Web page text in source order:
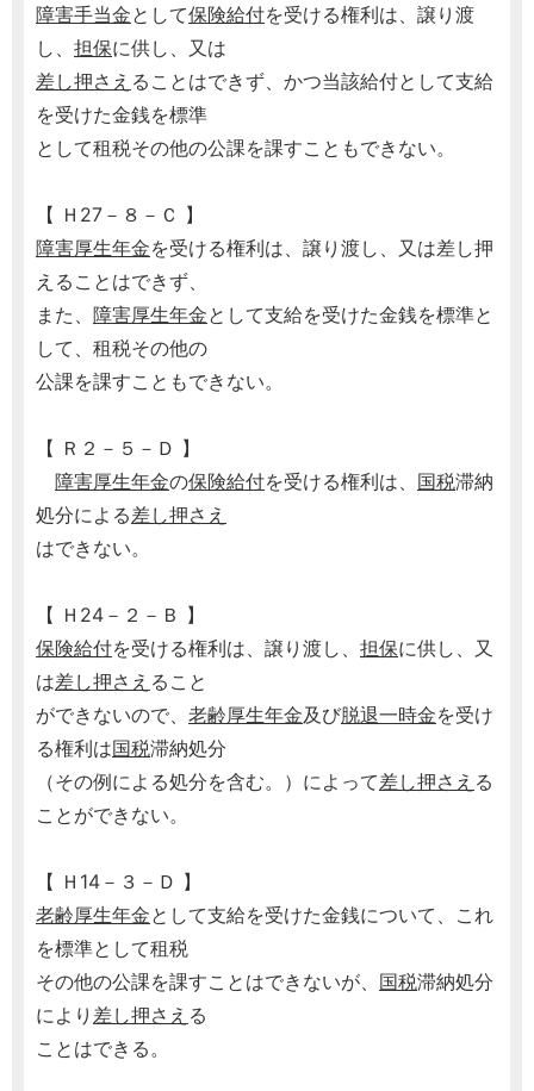
障害手当金として保険給付を受ける権利は、譲り渡
し、 担保に供し、又は
差し押さえ ることはできず、かつ当該給付として支給
を受けた金銭を標準
として租税その他の公課を課すこともできない。
【 Ｈ27－８－Ｃ 】
障害厚生年金を受ける権利は、譲り渡し、又は差し押
えることはできず、
また、 障害厚生年金として支給を受けた金銭を標準と
して、租税その他の
公課を課すこともできない。
【 Ｒ２－５－Ｄ 】
障害厚生年金の保険給付を受ける権利は、 国税滞納
処分による差し押さえ
はできない。
【 Ｈ24－２－Ｂ 】
保険給付を受ける権利は、譲り渡し、 担保に供し、又
は差し押さえ ること
ができないので、 老齢厚生年金及び脱退一時金を受け
る権利は国税滞納処分
（その例による処分を含む。）によって差し押さえ る
ことができない。
【 Ｈ14－３－Ｄ 】
老齢厚生年金として支給を受けた金銭について、これ
を標準として租税
その他の公課を課すことはできないが、 国税滞納処分
により 差し押さえ る
ことはできる。